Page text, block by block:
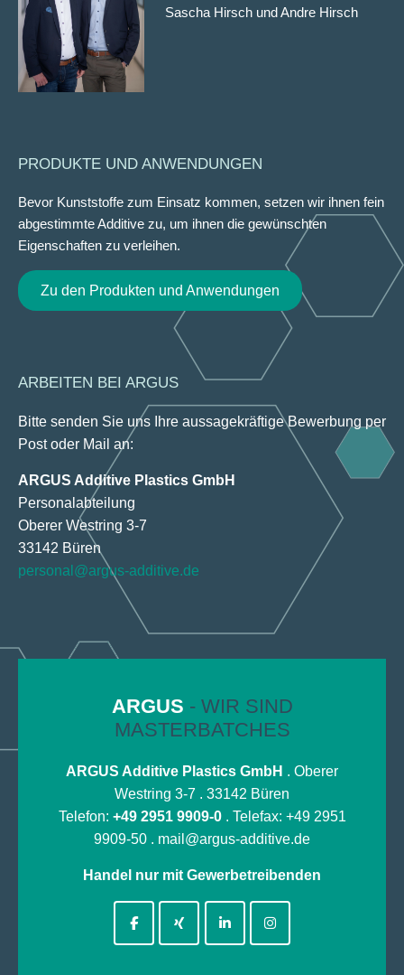
Sascha Hirsch und Andre Hirsch
PRODUKTE UND ANWENDUNGEN
Bevor Kunststoffe zum Einsatz kommen, setzen wir ihnen fein
abgestimmte Additive zu, um ihnen die gewünschten
Eigenschaften zu verleihen.
Zu den Produkten und Anwendungen
ARBEITEN BEI ARGUS
Bitte senden Sie uns Ihre aussagekräftige Bewerbung per
Post oder Mail an:
ARGUS Additive Plastics GmbH
Personalabteilung
Oberer Westring 3-7
33142 Büren
personal@argus-additive.de
ARGUS - WIR SIND
MASTERBATCHES
ARGUS Additive Plastics GmbH . Oberer
Westring 3-7 . 33142 Büren
Telefon: +49 2951 9909-0. Telefax: +49 2951
9909-50 . mail@argus-additive.de
Handel nur mit Gewerbetreibenden